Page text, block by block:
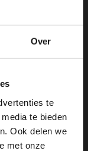
Over
te
te bieden
Ook delen we
met onze